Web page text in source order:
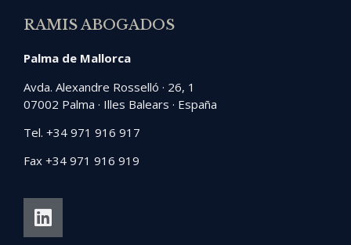
RAMIS ABOGADOS
Palma de Mallorca
Avda. Alexandre Rosselló · 26, 1
07002 Palma · Illes Balears · España
Tel. +34 971 916 917
Fax +34 971 916 919